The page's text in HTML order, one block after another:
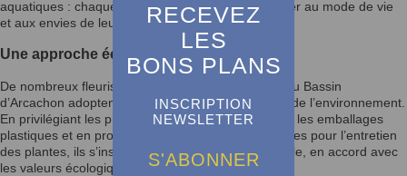
RECEVEZ
LES
BONS PLANS
INSCRIPTION
NEWSLETTER
S'ABONNER
aquatiques : chaque projet est pensé pour s’adapter au mode de vie
et aux envies de leurs clients.
Une approche écoresponsable
De nombreux fleuristes et spécialistes de plantes du Bassin
d’Arcachon adoptent une démarche respectueuse de l’environnement.
En privilégiant les producteurs locaux, en réduisant les emballages
plastiques et en proposant des alternatives naturelles pour l’entretien
des plantes, ils s’inscrivent dans une logique durable, en accord avec
les valeurs écologiques de la région.